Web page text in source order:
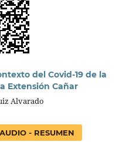
del Covid-19 de la
Extensión Cañar
Alvarado
AUDIO - RESUMEN